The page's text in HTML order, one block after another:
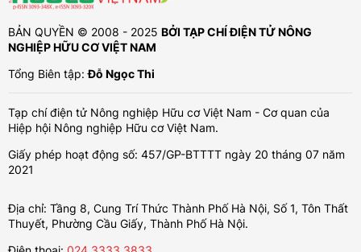
BẢN QUYỀN © 2008 - 2025 BỞI TẠP CHÍ ĐIỆN TỬ NÔNG
NGHIỆP HỮU CƠ VIỆT NAM
Tổng Biên tập:Đỗ Ngọc Thi
Tạp chí điện tử Nông nghiệp Hữu cơ Việt Nam - Cơ quan của
Hiệp hội Nông nghiệp Hữu cơ Việt Nam.
Giấy phép hoạt động số: 457/GP-BTTTT ngày 20 tháng 07 năm
2021
Địa chỉ: Tầng 8, Cung Trí Thức Thành Phố Hà Nội, Số 1, Tôn Thất
Thuyết, Phường Cầu Giấy, Thành Phố Hà Nội.